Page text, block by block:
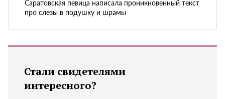
Саратовская певица написала проникновенный текст
про слезы в подушку и шрамы
Стали свидетелями
интересного?